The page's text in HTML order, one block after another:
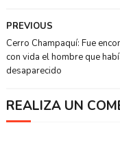
PREVIOUS
Cerro Champaquí: Fue
con vida el hombre que
desaparecido
REALIZA UN